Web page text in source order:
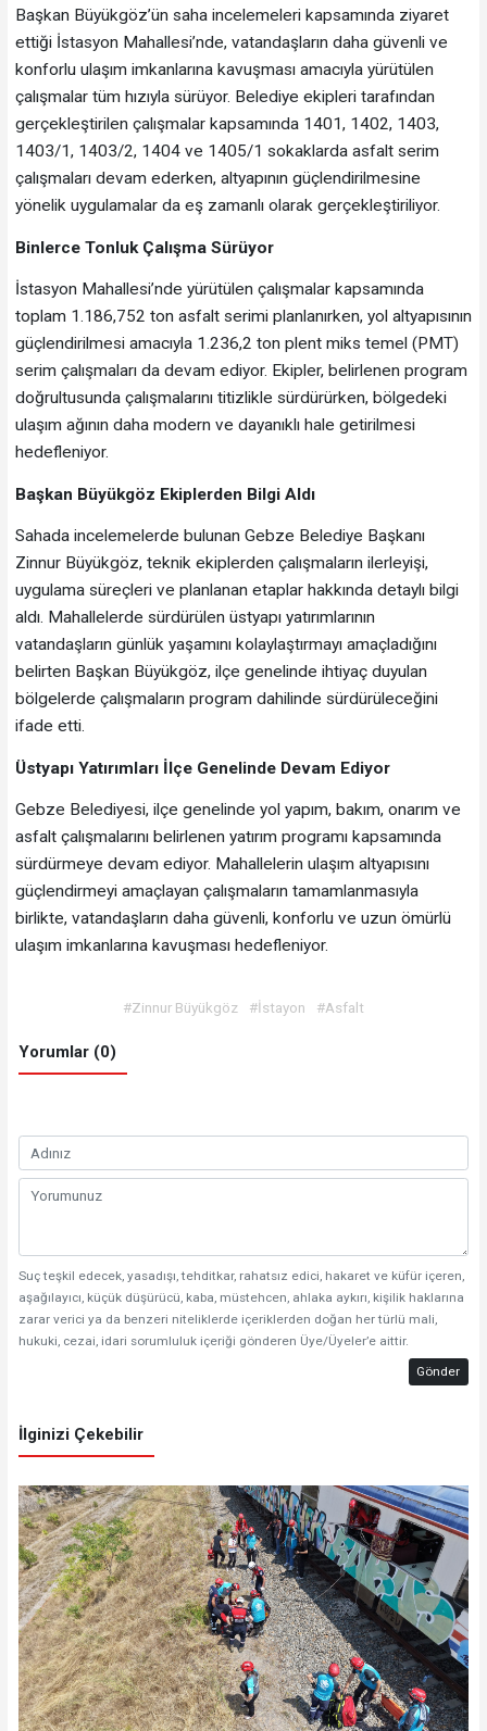
Başkan Büyükgöz’ün saha incelemeleri kapsamında ziyaret
ettiği İstasyon Mahallesi’nde, vatandaşların daha güvenli ve
konforlu ulaşım imkanlarına kavuşması amacıyla yürütülen
çalışmalar tüm hızıyla sürüyor. Belediye ekipleri tarafından
gerçekleştirilen çalışmalar kapsamında 1401, 1402, 1403,
1403/1, 1403/2, 1404 ve 1405/1 sokaklarda asfalt serim
çalışmaları devam ederken, altyapının güçlendirilmesine
yönelik uygulamalar da eş zamanlı olarak gerçekleştiriliyor.
Binlerce Tonluk Çalışma Sürüyor
İstasyon Mahallesi’nde yürütülen çalışmalar kapsamında
toplam 1.186,752 ton asfalt serimi planlanırken, yol altyapısının
güçlendirilmesi amacıyla 1.236,2 ton plent miks temel (PMT)
serim çalışmaları da devam ediyor. Ekipler, belirlenen program
doğrultusunda çalışmalarını titizlikle sürdürürken, bölgedeki
ulaşım ağının daha modern ve dayanıklı hale getirilmesi
hedefleniyor.
Başkan Büyükgöz Ekiplerden Bilgi Aldı
Sahada incelemelerde bulunan Gebze Belediye Başkanı
Zinnur Büyükgöz, teknik ekiplerden çalışmaların ilerleyişi,
uygulama süreçleri ve planlanan etaplar hakkında detaylı bilgi
aldı. Mahallelerde sürdürülen üstyapı yatırımlarının
vatandaşların günlük yaşamını kolaylaştırmayı amaçladığını
belirten Başkan Büyükgöz, ilçe genelinde ihtiyaç duyulan
bölgelerde çalışmaların program dahilinde sürdürüleceğini
ifade etti.
Üstyapı Yatırımları İlçe Genelinde Devam Ediyor
Gebze Belediyesi, ilçe genelinde yol yapım, bakım, onarım ve
asfalt çalışmalarını belirlenen yatırım programı kapsamında
sürdürmeye devam ediyor. Mahallelerin ulaşım altyapısını
güçlendirmeyi amaçlayan çalışmaların tamamlanmasıyla
birlikte, vatandaşların daha güvenli, konforlu ve uzun ömürlü
ulaşım imkanlarına kavuşması hedefleniyor.
#Zinnur Büyükgöz #İstayon #Asfalt
Yorumlar (0)
Suç teşkil edecek, yasadışı, tehditkar, rahatsız edici, hakaret ve küfür içeren,
aşağılayıcı, küçük düşürücü, kaba, müstehcen, ahlaka aykırı, kişilik haklarına
zarar verici ya da benzeri niteliklerde içeriklerden doğan her türlü mali,
hukuki, cezai, idari sorumluluk içeriği gönderen Üye/Üyeler’e aittir.
Gönder
İlginizi Çekebilir